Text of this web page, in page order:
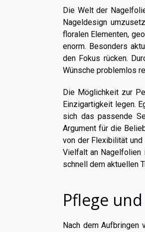
Die Welt der
Nageldesign
floralen Elementen,
enorm. Besonders
den Fokus rücken.
Wünsche problemlos
Die Möglichkeit zur
Einzigartigkeit legen.
sich das passende
Argument für die
von der Flexibilität und
Vielfalt an Nagelfolien
schnell dem aktuellen
Pflege
Nach dem Aufbringen